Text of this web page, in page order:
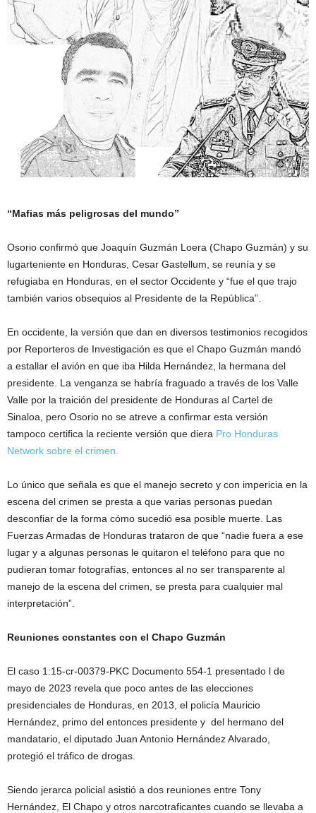
“Mafias más peligrosas del mundo”
Osorio confirmó que Joaquín Guzmán Loera (Chapo Guzmán) y su
lugarteniente en Honduras, Cesar Gastellum, se reunía y se
refugiaba en Honduras, en el sector Occidente y “fue el que trajo
también varios obsequios al Presidente de la República”.
En occidente, la versión que dan en diversos testimonios recogidos
por Reporteros de Investigación es que el Chapo Guzmán mandó
a estallar el avión en que iba Hilda Hernández, la hermana del
presidente. La venganza se habría fraguado a través de los Valle
Valle por la traición del presidente de Honduras al Cartel de
Sinaloa, pero Osorio no se atreve a confirmar esta versión
tampoco certifica la reciente versión que diera Pro Honduras
Network sobre el crimen.
Lo único que señala es que el manejo secreto y con impericia en la
escena del crimen se presta a que varias personas puedan
desconfiar de la forma cómo sucedió esa posible muerte. Las
Fuerzas Armadas de Honduras trataron de que “nadie fuera a ese
lugar y a algunas personas le quitaron el teléfono para que no
pudieran tomar fotografías, entonces al no ser transparente al
manejo de la escena del crimen, se presta para cualquier mal
interpretación”.
Reuniones constantes con el Chapo Guzmán
El caso 1:15-cr-00379-PKC Documento 554-1 presentado l de
mayo de 2023 revela que poco antes de las elecciones
presidenciales de Honduras, en 2013, el policía Mauricio
Hernández, primo del entonces presidente y del hermano del
mandatario, el diputado Juan Antonio Hernández Alvarado,
protegió el tráfico de drogas.
Siendo jerarca policial asistió a dos reuniones entre Tony
Hernández, El Chapo y otros narcotraficantes cuando se llevaba a